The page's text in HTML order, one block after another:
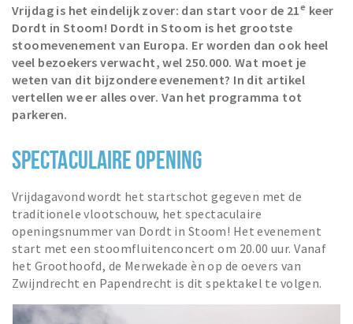
Winkels
Winkelgebieden
Parkeren
Bezienswaardigheden
Uitjes & activiteiten
Sport
Natuur
Inloggen
Vrijdag is het eindelijk zover: dan start voor de 21e keer
Dordt in Stoom! Dordt in Stoom is het grootste
stoomevenement van Europa. Er worden dan ook heel
veel bezoekers verwacht, wel 250.000. Wat moet je
weten van dit bijzondere evenement? In dit artikel
vertellen we er alles over. Van het programma tot
parkeren.
SPECTACULAIRE OPENING
Vrijdagavond wordt het startschot gegeven met de
traditionele vlootschouw, het spectaculaire
openingsnummer van Dordt in Stoom! Het evenement
start met een stoomfluitenconcert om 20.00 uur. Vanaf
het Groothoofd, de Merwekade èn op de oevers van
Zwijndrecht en Papendrecht is dit spektakel te volgen.